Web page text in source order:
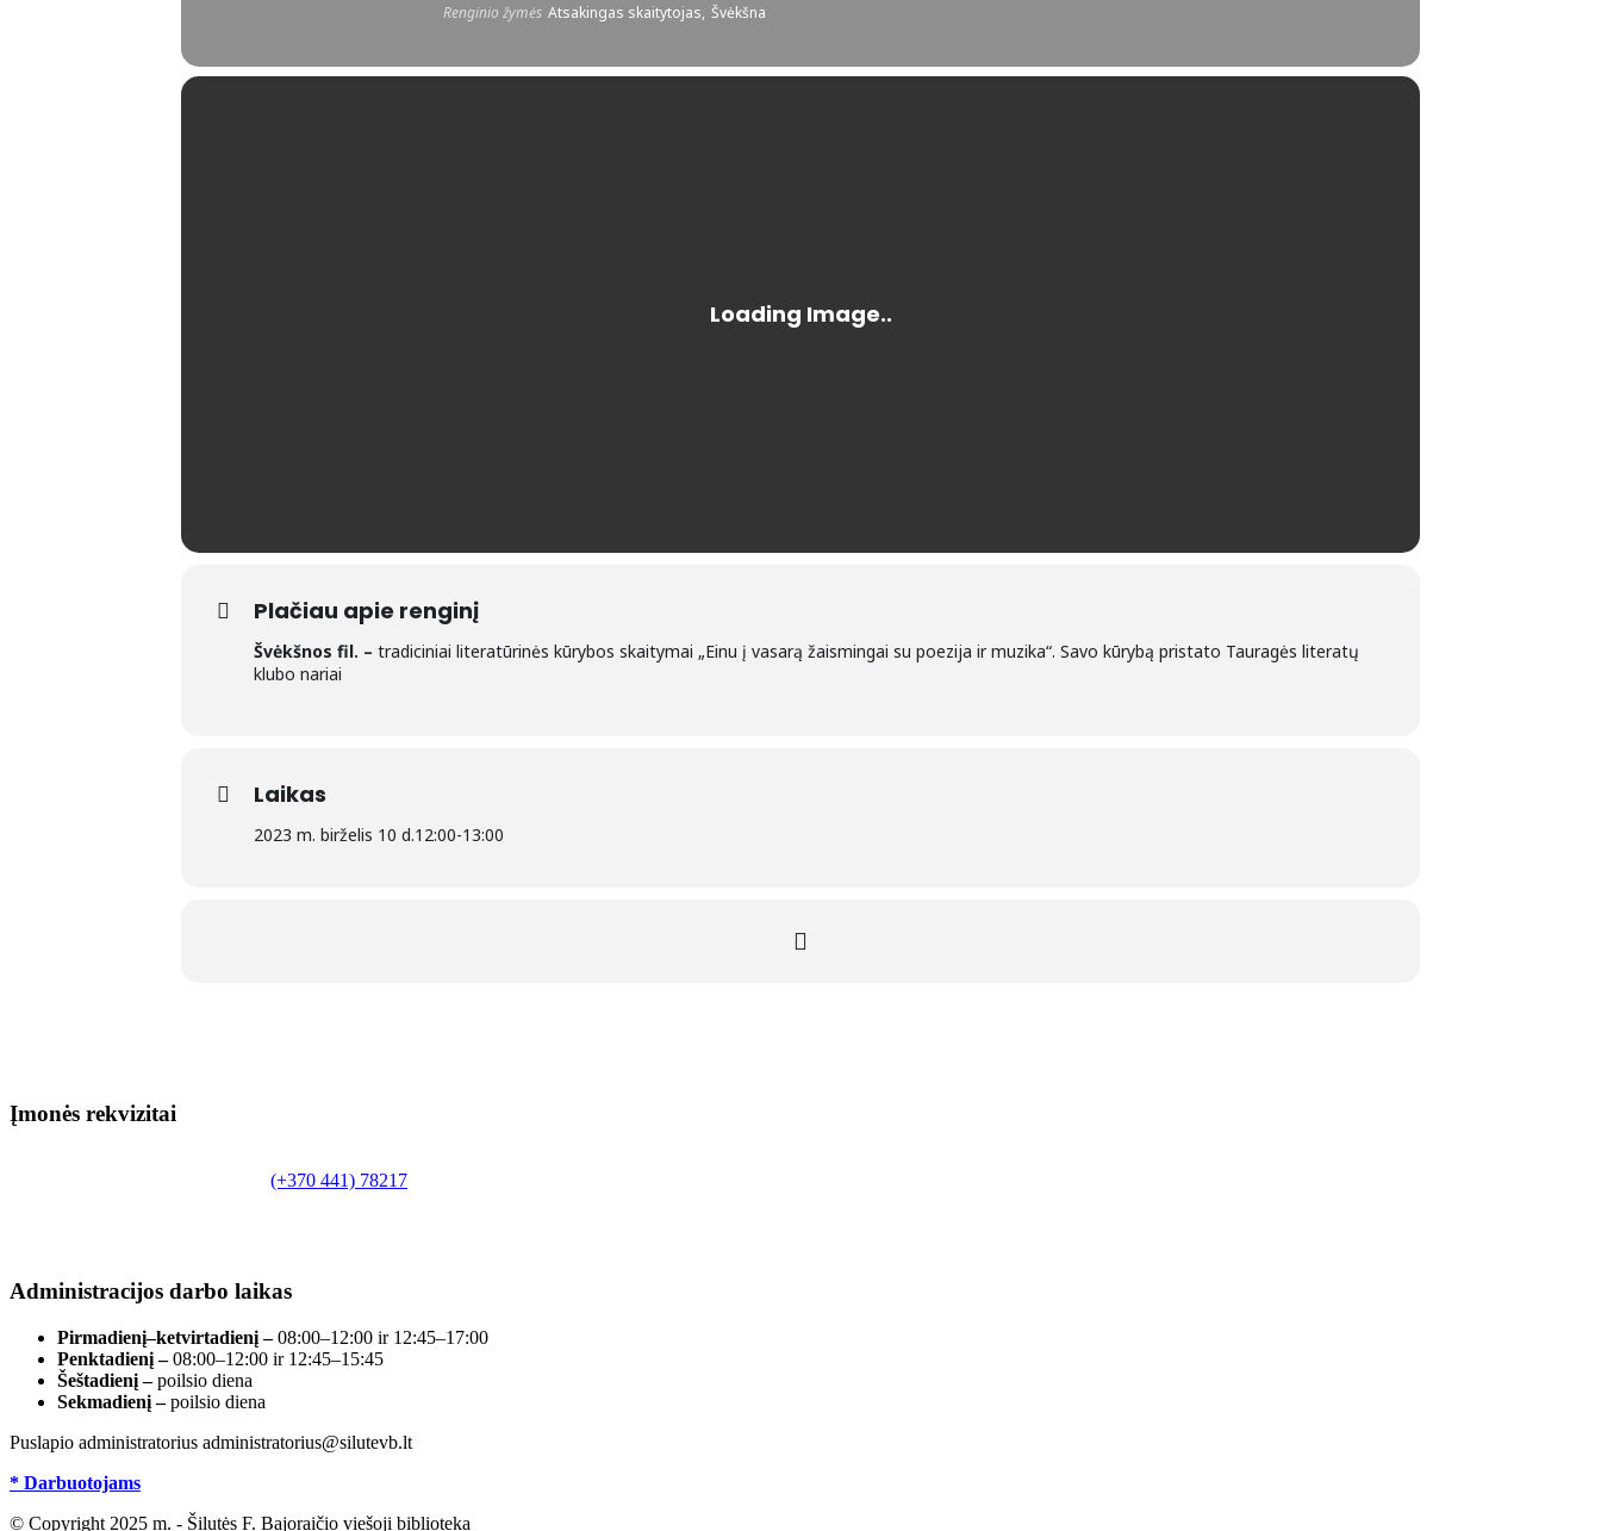
Renginio žymės Atsakingas skaitytojas, Švėkšna
Plačiau apie renginį
Švėkšnos fil. – tradiciniai literatūrinės kūrybos skaitymai „Einu į vasarą žaismingai su poezija ir muzika“. Savo kūrybą pristato Tauragės literatų
klubo nariai
Laikas
2023 m. birželis 10 d.12:00-13:00
Įmonės rekvizitai
(+370 441) 78217
Administracijos darbo laikas
Pirmadienį–ketvirtadienį –08:00–12:00 ir 12:45–17:00
Penktadienį –08:00–12:00 ir 12:45–15:45
Šeštadienį –poilsio diena
Sekmadienį –poilsio diena
Puslapio administratorius administratorius@silutevb.lt
* Darbuotojams
© Copyright 2025 m. - Šilutės F. Bajoraičio viešoji biblioteka